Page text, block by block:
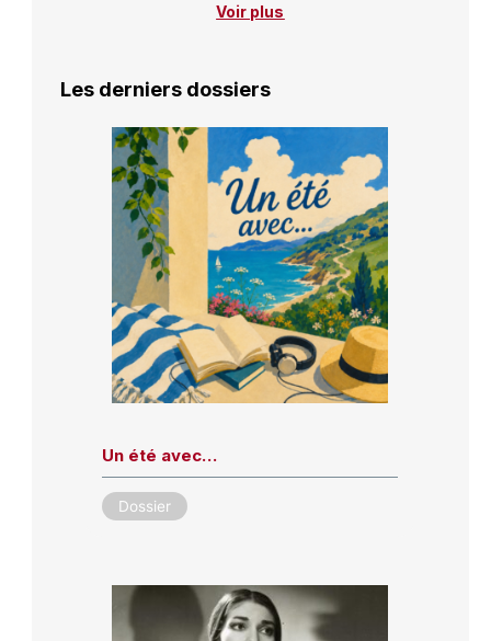
Voir plus
Les derniers dossiers
Un été avec…
Dossier